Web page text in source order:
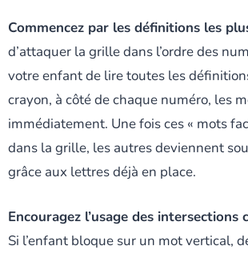
Commencez par les définitions les
d’attaquer la grille dans l’ordre des
votre enfant de lire toutes les
crayon, à côté de chaque numéro, les
immédiatement. Une fois ces « mots
dans la grille, les autres deviennent
grâce aux lettres déjà en place.
Encouragez l’usage des intersections
Si l’enfant bloque sur un mot vertical,